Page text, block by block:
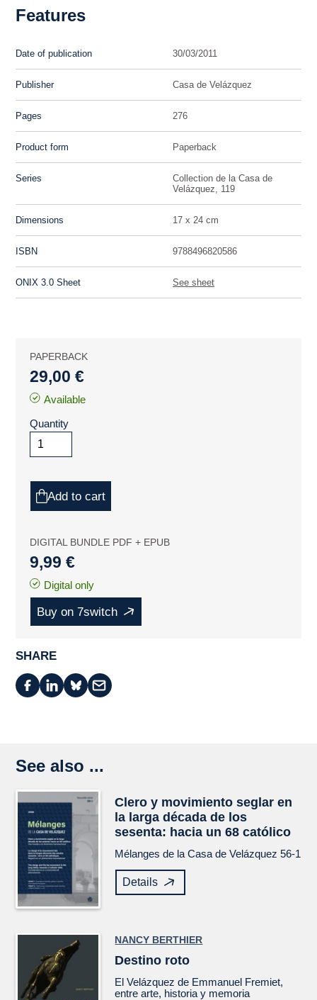
Features
Date of publication 30/03/2011
Publisher Casa de Velázquez
Pages 276
Product form Paperback
Series
Collection de la Casa de
Velázquez, 119
Dimensions 17 x 24 cm
ISBN 9788496820586
ONIX 3.0 Sheet See sheet
PAPERBACK
29,00 €
Available
Quantity
Add to cart
DIGITAL BUNDLE PDF + EPUB
9,99 €
Digital only
Buy on 7switch
SHARE
See also ...
Clero y movimiento seglar en
la larga década de los
sesenta: hacia un 68 católico
Mélanges de la Casa de Velázquez 56-1
Details
NANCY BERTHIER
Destino roto
ElVelázquez de Emmanuel Fremiet,
entre arte, historia y memoria